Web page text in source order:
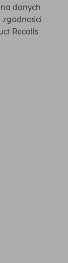
danych
zgodności
Recalls